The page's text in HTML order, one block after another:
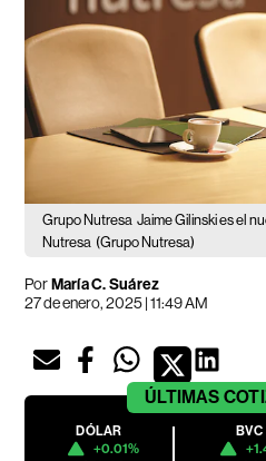
Grupo Nutresa Jaime Gilinski es el
Nutresa (Grupo Nutresa)
PorMaría C. Suárez
27 de enero, 2025 | 11:49 AM
ÚLTIMAS
DÓLAR
+0.01%
BVC